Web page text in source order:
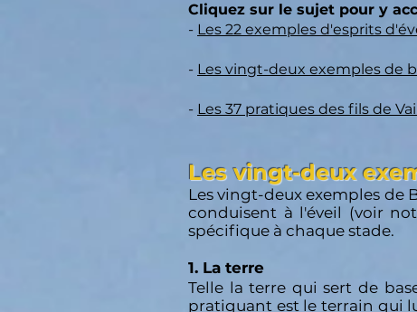
Cliquez sur le sujet pour y
- Les 22 exemples d'esprits
- Les vingt-deux exemples de
- Les 37 pratiques des fils de
Les vingt-deux
Les vingt-deux exemples de
conduisent à l'éveil (voir
spécifique à chaque stade.
1. La terre
Telle la terre qui sert de
pratiquant est le terrain qui